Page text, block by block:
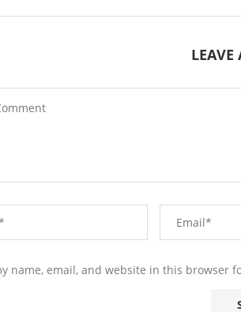
LEAVE
name, email, and website in this browser